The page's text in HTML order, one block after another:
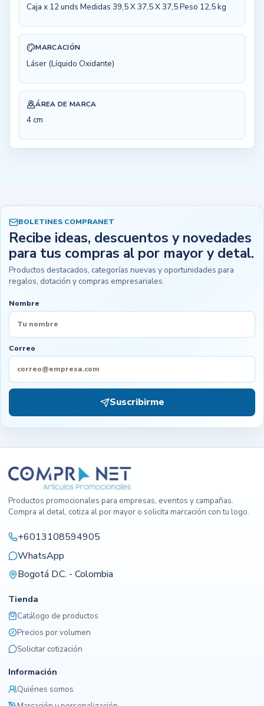
Caja x 12 unds Medidas 39,5 X 37,5 X 37,5 Peso 12,5 kg
MARCACIÓN
Láser (Líquido Oxidante)
ÁREA DE MARCA
4 cm
BOLETINES COMPRANET
Recibe ideas, descuentos y novedades
para tus compras al por mayor y detal.
Productos destacados, categorías nuevas y oportunidades para
regalos, dotación y compras empresariales.
Nombre
Correo
Suscribirme
Productos promocionales para empresas, eventos y campañas.
Compra al detal, cotiza al por mayor o solicita marcación con tu logo.
+6013108594905
WhatsApp
Bogotá D.C. - Colombia
Tienda
Catálogo de productos
Precios por volumen
Solicitar cotización
Información
Quiénes somos